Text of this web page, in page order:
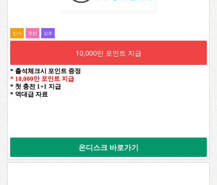
인기 추전 강추
10,000만 포인트 지급
* 출석체크시 포인트 증정
* 10,000만 포인트 지급
* 첫 충전 1+1 지급
* 역대급 자료
온디스크 바로가기